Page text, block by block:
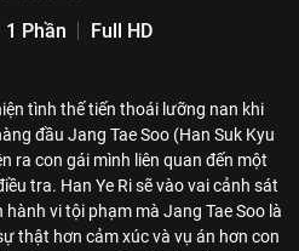
1 Phần
Full HD
tình thế tiến thoái lưỡng nan khi
đầu Jang Tae Soo (Han Suk Kyu
ra con gái mình liên quan đến một
tra. Han Ye Ri sẽ vào vai cảnh sát
vi tội phạm mà Jang Tae Soo là
thật hơn cảm xúc và vụ án hơn con